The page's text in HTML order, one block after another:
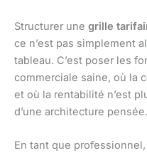
Structurer une grille
ce n’est pas simplement
tableau. C’est poser les
commerciale saine, où la
et où la rentabilité n’est
d’une architecture pensée.
En tant que